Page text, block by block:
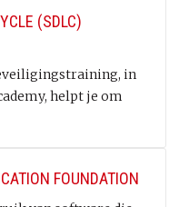
(SDLC)
in
helpt je om
FOUNDATION